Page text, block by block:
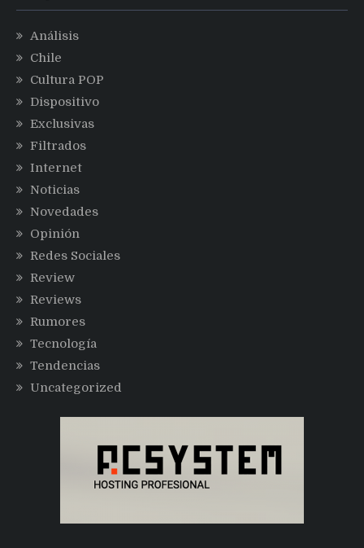
Análisis
Chile
Cultura POP
Dispositivo
Exclusivas
Filtrados
Internet
Noticias
Novedades
Opinión
Redes Sociales
Review
Reviews
Rumores
Tecnología
Tendencias
Uncategorized